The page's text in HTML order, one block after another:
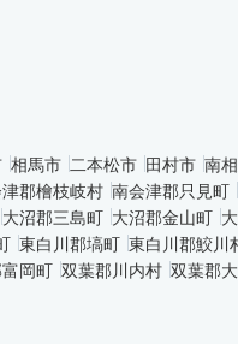
相馬市 二本松市 田村市 南
郡檜枝岐村 南会津郡只見町
大沼郡三島町 大沼郡金山町
東白川郡塙町 東白川郡鮫川
岡町 双葉郡川内村 双葉郡